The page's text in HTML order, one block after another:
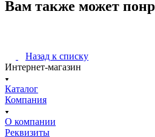
Вам также может
Назад к списку
Интернет-магазин
Каталог
Компания
О компании
Реквизиты